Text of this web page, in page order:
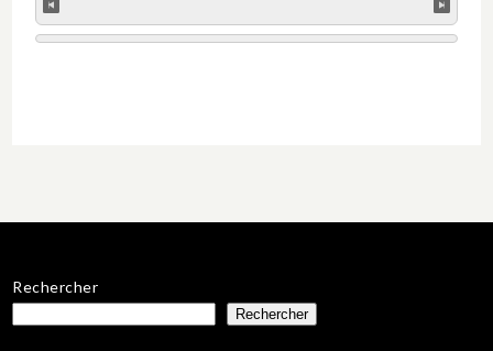
Rechercher
Rechercher